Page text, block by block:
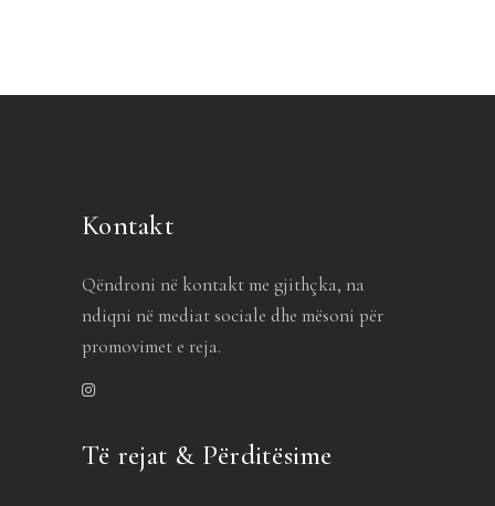
Kontakt
Qëndroni në kontakt me gjithçka, na
ndiqni në mediat sociale dhe mësoni për
promovimet e reja.
Të rejat & Përditësime